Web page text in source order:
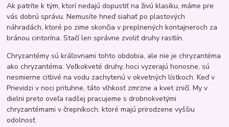
Ak patríte k tým, ktorí nedajú dopustiť na živú klasiku, máme pre
vás dobrú správu. Nemusíte hneď siahať po plastových
náhradách, ktoré po zime skončia v preplnených kontajneroch za
bránou cintorína. Stačí len správne zvoliť druhy rastlín.
Chryzantémy sú kráľovnami tohto obdobia, ale nie je chryzantéma
ako chryzantéma. Veľkokveté druhy, hoci vyzerajú honosne, sú
nesmierne citlivé na vodu zachytenú v okvetných lístkoch. Keď v
Prievidzi v noci prituhne, táto vlhkosť zmrzne a kvet zničí. My v
dielni preto oveľa radšej pracujeme s drobnokvetými
chryzantémami v črepníkoch, ktoré majú prirodzene vyššiu
odolnosť.